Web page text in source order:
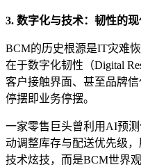
3. 数字化与技术：韧性的
BCM的历史根源是IT灾难
在于数字化韧性（Digital
客户接触界面、甚至品牌
停摆即业务停摆。
一家零售巨头曾利用AI预
动调整库存与配送优先级
技术炫技，而是BCM世界